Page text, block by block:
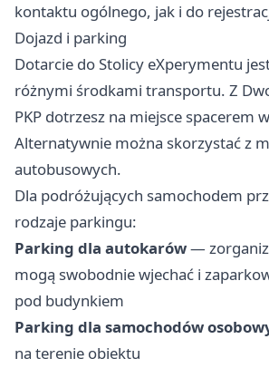
kontaktu ogólnego, jak i do
Dojazd i parking
Dotarcie do Stolicy eXperymentu
różnymi środkami transportu. Z
PKP dotrzesz na miejsce spacerem
Alternatywnie można skorzystać z
autobusowych.
Dla podróżujących samochodem
rodzaje parkingu:
Parking dla autokarów—
mogą swobodnie wjechać i
pod budynkiem
Parking dla samochodów
na terenie obiektu